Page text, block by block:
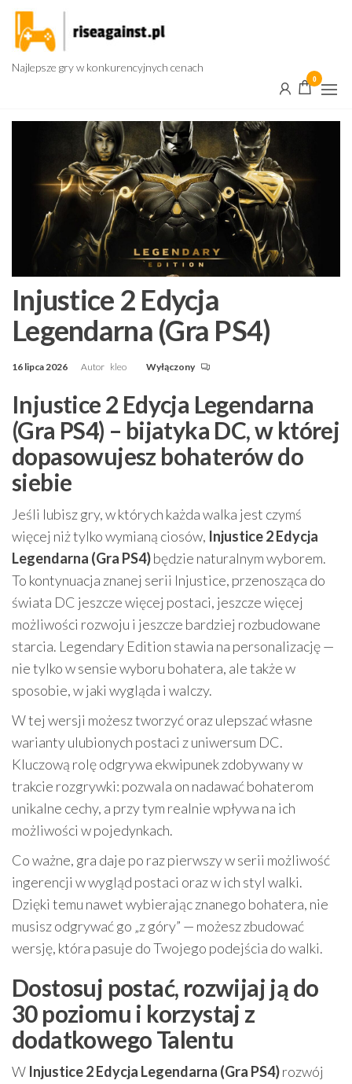
Przejdź
treści
Najlepsze gry w konkurencyjnych cenach
0
Injustice 2 Edycja
Legendarna (Gra PS4)
16 lipca 2026 Autor kleo Wyłączony
Injustice 2 Edycja Legendarna
(Gra PS4) – bijatyka DC, w której
dopasowujesz bohaterów do
siebie
Jeśli lubisz gry, w których każda walka jest czymś
więcej niż tylko wymianą ciosów, Injustice 2 Edycja
Legendarna (Gra PS4)będzie naturalnym wyborem.
To kontynuacja znanej serii Injustice, przenosząca do
świata DC jeszcze więcej postaci, jeszcze więcej
możliwości rozwoju i jeszcze bardziej rozbudowane
starcia. Legendary Edition stawia na personalizację —
nie tylko w sensie wyboru bohatera, ale także w
sposobie, w jaki wygląda i walczy.
W tej wersji możesz tworzyć oraz ulepszać własne
warianty ulubionych postaci z uniwersum DC.
Kluczową rolę odgrywa ekwipunek zdobywany w
trakcie rozgrywki: pozwala on nadawać bohaterom
unikalne cechy, a przy tym realnie wpływa na ich
możliwości w pojedynkach.
Co ważne, gra daje po raz pierwszy w serii możliwość
ingerencji w wygląd postaci oraz w ich styl walki.
Dzięki temu nawet wybierając znanego bohatera, nie
musisz odgrywać go „z góry” — możesz zbudować
wersję, która pasuje do Twojego podejścia do walki.
Dostosuj postać, rozwijaj ją do
30 poziomu i korzystaj z
dodatkowego Talentu
W Injustice 2 Edycja Legendarna (Gra PS4)rozwój